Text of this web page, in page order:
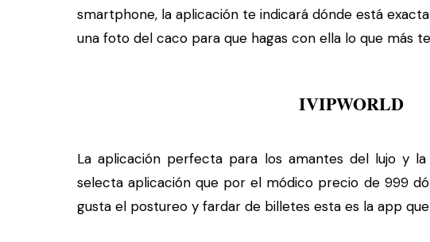
smartphone, la aplicación te indicará dónde está
una foto del caco para que hagas con ella lo que más
IVIPWORLD
La aplicación perfecta para los amantes del lujo y
selecta aplicación que por el módico precio de 999
gusta el postureo y fardar de billetes esta es la app